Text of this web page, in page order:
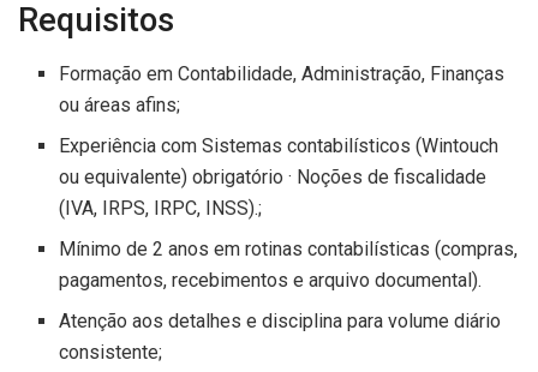
Requisitos
Formação em Contabilidade, Administração, Finanças
ou áreas afins;
Experiência com Sistemas contabilísticos (Wintouch
ou equivalente) obrigatório · Noções de fiscalidade
(IVA, IRPS, IRPC, INSS).;
Mínimo de 2 anos em rotinas contabilísticas (compras,
pagamentos, recebimentos e arquivo documental).
Atenção aos detalhes e disciplina para volume diário
consistente;